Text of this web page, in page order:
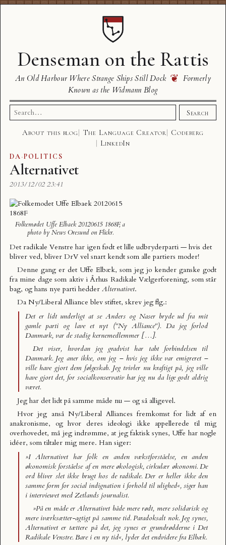
Denseman on the Rattis
An Old Harbour Where Strange Ships Still Dock ❦ Formerly
Known as the Widmann Blog
Search
for:
Search
About this blog The Language Creator
Codeberg
LinkedIn
DA·POLITICS
Alternativet
2013/12/02 23:41
Folkemødet Uffe Elbaek 20120615 1868F, a
photo by News Oresundon Flickr.
Det radikale Venstre har igen født et lille udbryderparti — hvis det
bliver ved, bliver DrV vel snart kendt som alle partiers moder!
Denne gang er det Uffe Elbæk, som jeg jo kender ganske godt
fra mine dage som aktiv i Århus Radikale Vælgerforening, som står
bag, og hans nye parti hedder Alternativet.
Da Ny/Liberal Alliance blev stiftet,skrev jeg flg.:
Det er lidt underligt at se Anders og Naser bryde ud fra mit
gamle parti og lave et nyt (“Ny Alliance“). Da jeg forlod
Danmark, var de stadig kernemedlemmer […].
Det viser, hvordan jeg gradvist har tabt forbindelsen til
Danmark. Jeg aner ikke, om jeg – hvis jeg ikke var emigreret –
ville have gjort dem følgeskab. Jeg tvivler nu kraftigt på, jeg ville
have gjort det, for socialkonservativ har jeg nu da lige godt aldrig
været.
Jeg har det lidt på samme måde nu — og så alligevel.
Hvor jeg anså Ny/Liberal Alliances fremkomst for lidt af en
anakronisme, og hvor deres ideologi ikke appellerede til mig
overhovedet, må jeg indrømme, at jeg faktisk synes, Uffe har nogle
idéer, som tiltaler mig mere. Han siger:
»I Alternativet har folk en anden vækstforståelse, en anden
økonomisk forståelse af en mere økologisk, cirkulær økonomi. De
ord bliver slet ikke brugt hos de radikale. Der er heller ikke den
samme form for social indignation i forhold til ulighed«, siger han
i interviewet med Zetlands journalist.
»På en måde er Alternativet både mere rødt, mere solidarisk og
mere iværksætter-agtigt på samme tid. Paradoksalt nok. Jeg synes,
Alternativet er tættere på det, jeg synes er grundrødderne i Det
Radikale Venstre. Bare i en ny tid«, lyder det endvidere fra Elbæk.